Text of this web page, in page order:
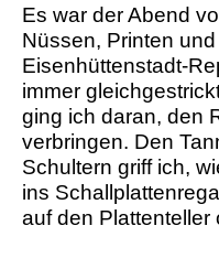
Es war der Abend
Nüssen, Printen
Eisenhüttenstadt-
immer
ging ich daran, den
verbringen. Den
Schultern griff ich,
ins
auf den